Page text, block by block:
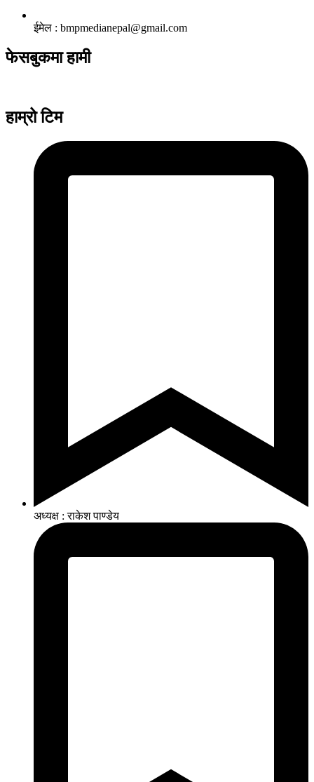
ईमेल : bmpmedianepal@gmail.com
फेसबुकमा हामी
हाम्रो टिम
अध्यक्ष : राकेश पाण्डेय